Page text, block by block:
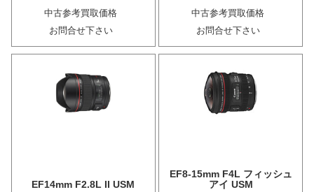
中古参考買取価格
お問合せ下さい
中古参考買取価格
お問合せ下さい
EF14mm F2.8L II USM
EF8-15mm F4L フィッシュ
アイ USM